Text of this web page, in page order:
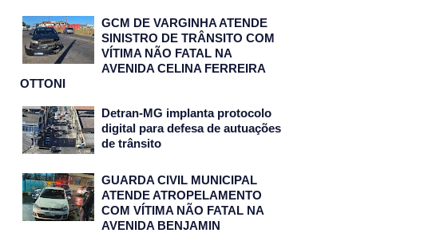
GCM DE VARGINHA ATENDE
SINISTRO DE TRÂNSITO COM
VÍTIMA NÃO FATAL NA
AVENIDA CELINA FERREIRA
OTTONI
Detran-MG implanta protocolo
digital para defesa de autuações
de trânsito
GUARDA CIVIL MUNICIPAL
ATENDE ATROPELAMENTO
COM VÍTIMA NÃO FATAL NA
AVENIDA BENJAMIN